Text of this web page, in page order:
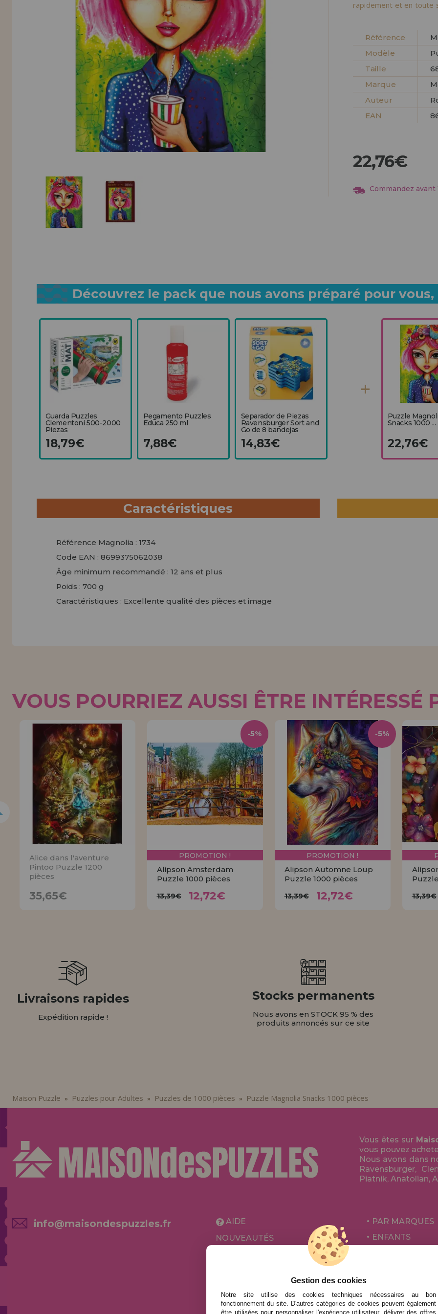
INFORMATION
info@maisondespuzzles.fr
Allez-y! Nous vous attendions.
NOUVEAU CLIENT
Allez-y! Nous vous
rapidement et en toute
Référence
Modèle
Taille
Marque
Auteur
EAN
22,76€
Commandez
Découvrez le pack que nous avons préparé pour
Guarda Puzzles
Clementoni 500-2000
Piezas
18,79€
Pegamento Puzzles
Educa 250 ml
7,88€
Separador de Piezas
Ravensburger Sort and
Go de 8 bandejas
14,83€
Puzzle
Snacks 1000 ...
22,76€
Caractéristiques
Référence Magnolia : 1734
Code EAN : 8699375062038
Âge minimum recommandé : 12 ans et plus
Poids : 700 g
Caractéristiques : Excellente qualité des pièces et image
VOUS POURRIEZ AUSSI ÊTRE INTÉRESSÉ
Alice dans l'aventure
Pintoo Puzzle 1200
pièces
35,65€
PROMOTION !
Alipson Amsterdam
Puzzle 1000 pièces
13,39€ 12,72€
-5%
PROMOTION !
Alipson Automne Loup
Puzzle 1000 pièces
13,39€ 12,72€
-5%
13,39€
Livraisons rapides
Expédition rapide !
Stocks permanents
Nous avons en STOCK 95 % des
produits annoncés sur ce site
Maison Puzzle » Puzzles pour Adultes » Puzzles de 1000 pièces » Puzzle Magnolia Snacks 1000 pièces
Vous êtes sur
vous pouvez
Nous avons dans
Ravensburger,
Piatnik, Anatolian,
info@maisondespuzzles.fr
AIDE
NOUVEAUTÉS
PROMOTIONS ET OFFRES
PAR MARQUES
ENFANTS
JEUX DE
Gestion des cookies
Notre site utilise des cookies techniques nécessaires au bon
fonctionnement du site. D'autres catégories de cookies peuvent également
être utilisées pour personnaliser l'expérience utilisateur, délivrer des offres